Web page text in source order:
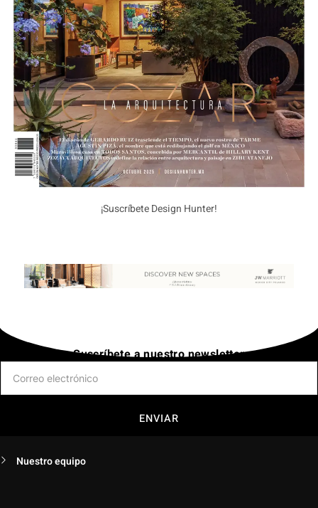
¡Suscríbete Design Hunter!
Suscríbete a nuestro newsletter
ENVIAR
Nuestro equipo